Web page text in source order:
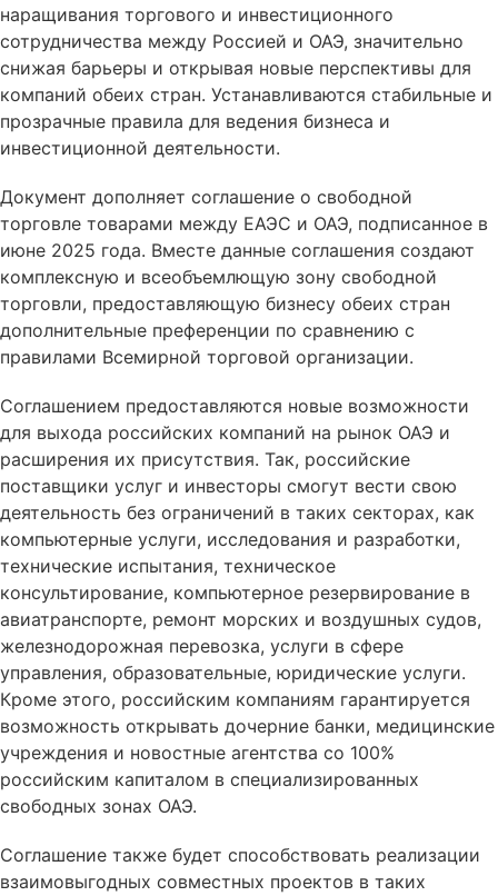
наращивания торгового и инвестиционного
сотрудничества между Россией и ОАЭ, значительно
снижая барьеры и открывая новые перспективы для
компаний обеих стран. Устанавливаются стабильные и
прозрачные правила для ведения бизнеса и
инвестиционной деятельности.
Документ дополняет соглашение о свободной
торговле товарами между ЕАЭС и ОАЭ, подписанное в
июне 2025 года. Вместе данные соглашения создают
комплексную и всеобъемлющую зону свободной
торговли, предоставляющую бизнесу обеих стран
дополнительные преференции по сравнению с
правилами Всемирной торговой организации.
Соглашением предоставляются новые возможности
для выхода российских компаний на рынок ОАЭ и
расширения их присутствия. Так, российские
поставщики услуг и инвесторы смогут вести свою
деятельность без ограничений в таких секторах, как
компьютерные услуги, исследования и разработки,
технические испытания, техническое
консультирование, компьютерное резервирование в
авиатранспорте, ремонт морских и воздушных судов,
железнодорожная перевозка, услуги в сфере
управления, образовательные, юридические услуги.
Кроме этого, российским компаниям гарантируется
возможность открывать дочерние банки, медицинские
учреждения и новостные агентства со 100%
российским капиталом в специализированных
свободных зонах ОАЭ.
Соглашение также будет способствовать реализации
взаимовыгодных совместных проектов в таких